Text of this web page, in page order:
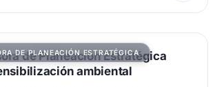
DE PLANEACIÓN ESTRATÉGICA
de Planeación Estratégica
ambiental